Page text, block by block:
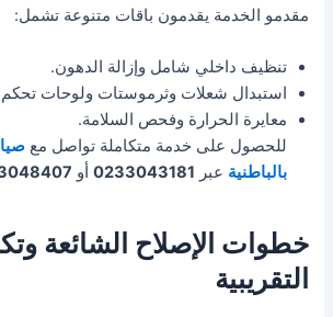
مقدمو الخدمة يقدمون باقات متنوعة تشمل:
تنظيف داخلي شامل وإزالة الدهون.
استبدال شعلات وثرموستات ولوحات
معايرة الحرارة وفحص السلامة.
للحصول على خدمة متكاملة تواصل مع
بالباطنية عبر 0233043181 أو
خطوات الإصلاح الشائعة
التقريبية